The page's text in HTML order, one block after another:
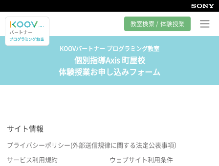
教室検索 / 体験授業
プログラミング教室とは
カリキュラム紹介
サポート
KOOVパートナー プログラミング教室
個別指導Axis 町屋校
体験授業お申し込みフォーム
サイト情報
プライバシーポリシー(外部送信規律に関する法定公表事項）
サービス利用規約 ウェブサイト利用条件